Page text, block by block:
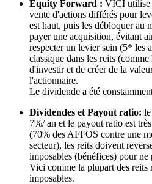
Equity Forward : VICI utilise
vente d'actions différés pour
est haut, puis les débloquer au
payer une acquisition, évitant
respecter un levier sein (5* les
classique dans les reits
d'investir et de créer de la
l'actionnaire.
Le dividende a été
Dividendes et Payout ratio:
7%/ an et le payout ratio est
(70% des AFFOS contre une
secteur), les reits doivent
imposables (bénéfices) pour
Vici comme la plupart des reits
imposables.